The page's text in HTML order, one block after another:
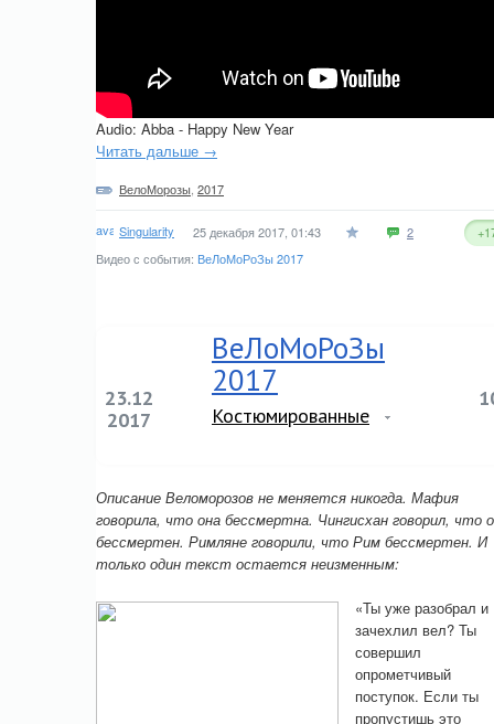
Audio: Abba - Happy New Year
Читать дальше →
ВелоМорозы 2017
Singularity 25 декабря 2017, 01:43 2
Видео с события: ВеЛоМоРоЗы 2017
23.12
2017
ВеЛоМоРоЗы
2017
Костюмированные
Описание Веломорозов не меняется никогда. Мафия
говорила, что она бессмертна. Чингисхан говорил, что
бессмертен. Римляне говорили, что Рим бессмертен. И
только один текст остается неизменным:
«Ты уже разобрал и
зачехлил вел? Ты
совершил
опрометчивый
поступок. Если ты
пропустишь это